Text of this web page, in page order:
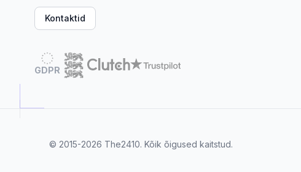
Kontaktid
GDPR
© 2015-2026 The2410. Kõik õigused kaitstud.